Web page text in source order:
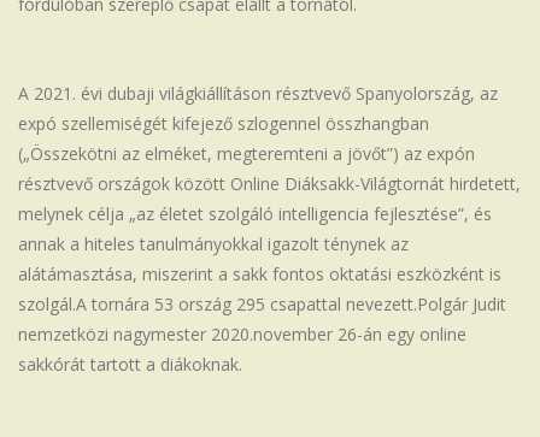
fordulóban szereplő csapat elállt a tornától.
A 2021. évi dubaji világkiállításon résztvevő Spanyolország, az
expó szellemiségét kifejező szlogennel összhangban
(„Összekötni az elméket, megteremteni a jövőt”) az expón
résztvevő országok között Online Diáksakk-Világtornát hirdetett,
melynek célja „az életet szolgáló intelligencia fejlesztése”, és
annak a hiteles tanulmányokkal igazolt ténynek az
alátámasztása, miszerint a sakk fontos oktatási eszközként is
szolgál.A tornára 53 ország 295 csapattal nevezett.Polgár Judit
nemzetközi nagymester 2020.november 26-án egy online
sakkórát tartott a diákoknak.